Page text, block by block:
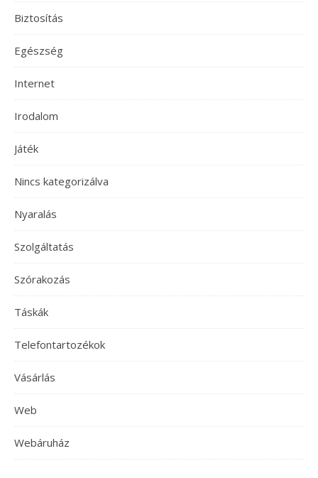
Biztosítás
Egészség
Internet
Irodalom
Játék
Nincs kategorizálva
Nyaralás
Szolgáltatás
Szórakozás
Táskák
Telefontartozékok
Vásárlás
Web
Webáruház